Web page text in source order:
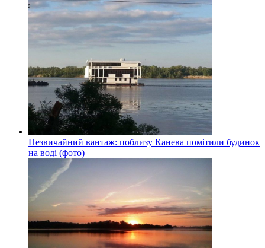
Незвичайний вантаж: поблизу Канева помітили будинок
на воді (фото)